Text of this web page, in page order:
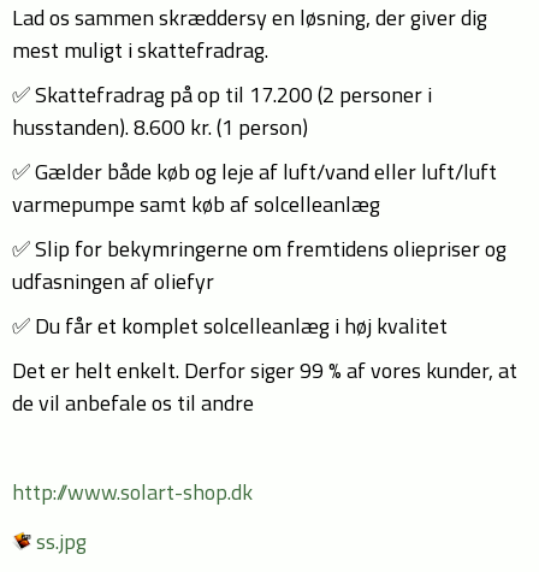
Lad os sammen skræddersy en løsning, der giver dig
mest muligt i skattefradrag.
✅ Skattefradrag på op til 17.200 (2 personer i
husstanden). 8.600 kr. (1 person)
✅ Gælder både køb og leje af luft/vand eller luft/luft
varmepumpe samt køb af solcelleanlæg
✅ Slip for bekymringerne om fremtidens oliepriser og
udfasningen af oliefyr
✅ Du får et komplet solcelleanlæg i høj kvalitet
Det er helt enkelt. Derfor siger 99 % af vores kunder, at
de vil anbefale os til andre
http://www.solart-shop.dk
ss.jpg